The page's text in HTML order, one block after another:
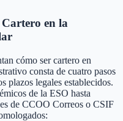
en la
cómo ser cartero en
consta de cuatro pasos
plazos legales establecidos.
de la ESO hasta
de CCOO Correos o CSIF